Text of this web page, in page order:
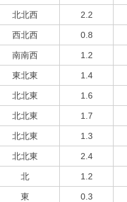
北北西 2.2
西北西 0.8
南南西 1.2
東北東 1.4
北北東 1.6
北北東 1.7
北北東 1.3
北北東 2.4
北 1.2
東 0.3